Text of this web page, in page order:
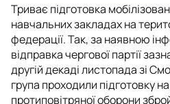
Триває підготовка
навчальних закладах на
федерації. Так, за наявною
відправка чергової партії
другій декаді листопада зі
група проходили підготовку на
протиповітряної оборони